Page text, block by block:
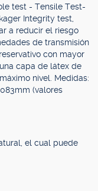
test - Tensile Test-
Integrity test,
a reducir el riesgo
de transmisión
con mayor
capa de látex de
nivel. Medidas:
(valores
el cual puede